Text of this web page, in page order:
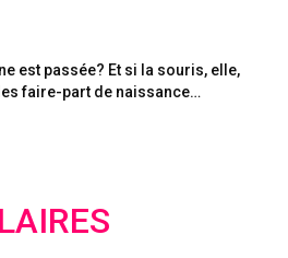
est passée? Et si la souris, elle,
faire-part de naissance…